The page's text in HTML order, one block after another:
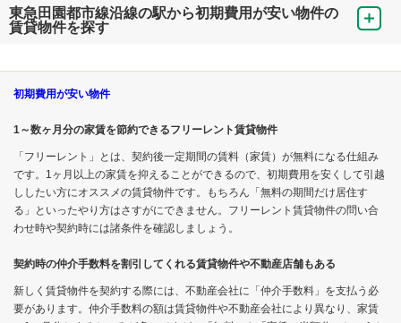
東急田園都市線沿線の駅から初期費用が安い物件の
賃貸物件を探す
初期費用が安い物件
1～数ヶ月分の家賃を節約できるフリーレント賃貸物件
「フリーレント」とは、契約後一定期間の賃料（家賃）が無料になる仕組み
です。1ヶ月以上の家賃を抑えることができるので、初期費用を安くして引越
ししたい方にオススメの賃貸物件です。もちろん「無料の期間だけ居住す
る」といったやり方はさすがにできません。フリーレント賃貸物件の問い合
わせ時や契約時には諸条件を確認しましょう。
契約時の仲介手数料を割引してくれる賃貸物件や不動産店舗もある
新しく賃貸物件を契約する際には、不動産会社に「仲介手数料」を支払う必
要があります。仲介手数料の額は賃貸物件や不動産会社により異なり、家賃